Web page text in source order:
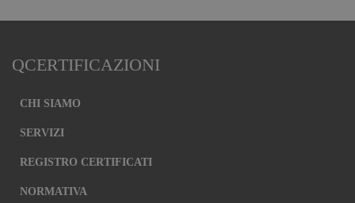
QCERTIFICAZIONI
CHI SIAMO
SERVIZI
REGISTRO CERTIFICATI
NORMATIVA